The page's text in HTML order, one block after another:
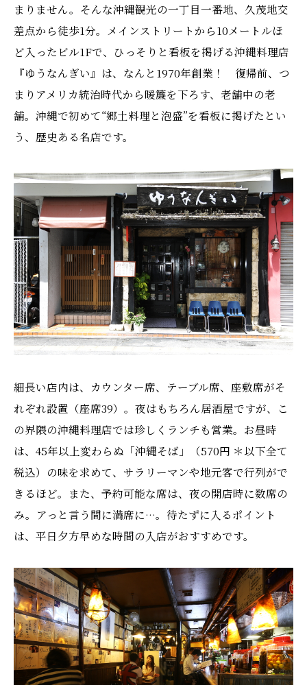
まりません。そんな沖縄観光の一丁目一番地、久茂地交
差点から徒歩1分。メインストリートから10メートルほ
ど入ったビル1Fで、ひっそりと看板を掲げる沖縄料理店
『ゆうなんぎい』は、なんと1970年創業！ 復帰前、つ
まりアメリカ統治時代から暖簾を下ろす、老舗中の老
舗。沖縄で初めて“郷土料理と泡盛”を看板に掲げたとい
う、歴史ある名店です。
細長い店内は、カウンター席、テーブル席、座敷席がそ
れぞれ設置（座席39）。夜はもちろん居酒屋ですが、こ
の界隈の沖縄料理店では珍しくランチも営業。お昼時
は、45年以上変わらぬ「沖縄そば」（570円 ＊以下全て
税込）の味を求めて、サラリーマンや地元客で行列がで
きるほど。また、予約可能な席は、夜の開店時に数席の
み。アっと言う間に満席に…。待たずに入るポイント
は、平日夕方早めな時間の入店がおすすめです。